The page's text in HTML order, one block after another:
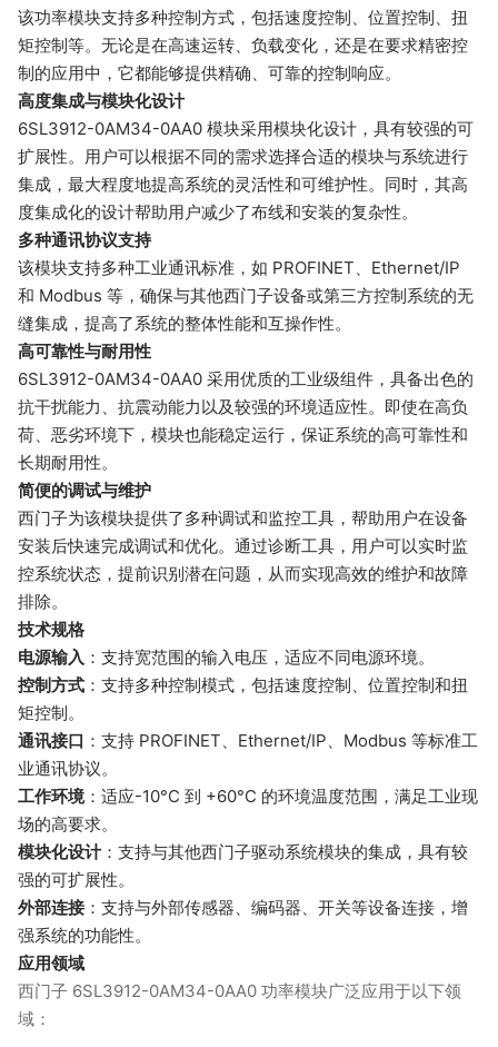
该功率模块支持多种控制方式，包括速度控制、位置控制、扭
矩控制等。无论是在高速运转、负载变化，还是在要求精密控
制的应用中，它都能够提供精确、可靠的控制响应。
高度集成与模块化设计
6SL3912-0AM34-0AA0 模块采用模块化设计，具有较强的可
扩展性。用户可以根据不同的需求选择合适的模块与系统进行
集成，最大程度地提高系统的灵活性和可维护性。同时，其高
度集成化的设计帮助用户减少了布线和安装的复杂性。
多种通讯协议支持
该模块支持多种工业通讯标准，如 PROFINET、Ethernet/IP
和 Modbus 等，确保与其他西门子设备或第三方控制系统的无
缝集成，提高了系统的整体性能和互操作性。
高可靠性与耐用性
6SL3912-0AM34-0AA0 采用优质的工业级组件，具备出色的
抗干扰能力、抗震动能力以及较强的环境适应性。即使在高负
荷、恶劣环境下，模块也能稳定运行，保证系统的高可靠性和
长期耐用性。
简便的调试与维护
西门子为该模块提供了多种调试和监控工具，帮助用户在设备
安装后快速完成调试和优化。通过诊断工具，用户可以实时监
控系统状态，提前识别潜在问题，从而实现高效的维护和故障
排除。
技术规格
电源输入 ：支持宽范围的输入电压，适应不同电源环境。
控制方式 ：支持多种控制模式，包括速度控制、位置控制和扭
矩控制。
通讯接口 ：支持 PROFINET、Ethernet/IP、Modbus 等标准工
业通讯协议。
工作环境：适应-10°C 到 +60°C 的环境温度范围，满足工业现
场的高要求。
模块化设计：支持与其他西门子驱动系统模块的集成，具有较
强的可扩展性。
外部连接：支持与外部传感器、编码器、开关等设备连接，增
强系统的功能性。
应用领域
西门子 6SL3912-0AM34-0AA0 功率模块广泛应用于以下领
域：